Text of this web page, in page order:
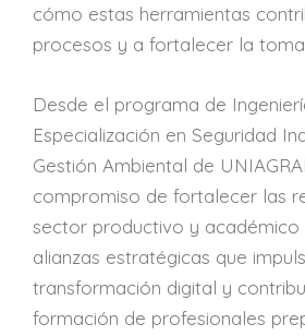
cómo estas herramientas
procesos y a fortalecer la
Desde el programa de
Especialización en Seguridad
Gestión Ambiental de
compromiso de fortalecer las
sector productivo y académico
alianzas estratégicas que
transformación digital y
formación de profesionales